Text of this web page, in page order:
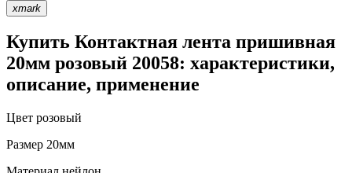
xmark
Купить Контактная лента пришивная
20мм розовый 20058: характеристики,
описание, применение
Цвет розовый
Размер 20мм